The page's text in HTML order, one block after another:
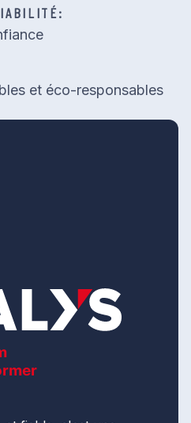
et éco-responsables